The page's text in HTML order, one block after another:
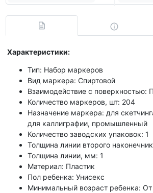
Характеристики:
Тип: Набор маркеров
Вид маркера: Спиртовой
Взаимодействие с поверхностью:
Количество маркеров, шт: 204
Назначение маркера: для
для каллиграфии, промышленный
Количество заводских упаковок: 1
Толщина линии второго
Толщина линии, мм: 1
Материал: Пластик
Пол ребенка: Унисекс
Минимальный возраст ребенка: От